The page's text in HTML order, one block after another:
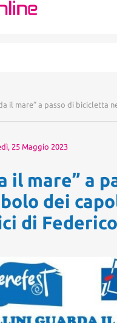
il mare” a passo di bicicletta
25 Maggio 2023
il mare” a
dei
di